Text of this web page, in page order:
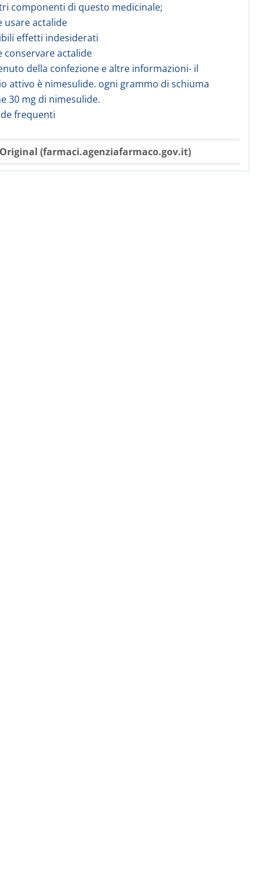
componenti di questo medicinale;
usare actalide
effetti indesiderati
conservare actalide
della confezione e altre informazioni- il
attivo è nimesulide. ogni grammo di schiuma
30 mg di nimesulide.
frequenti
Original (farmaci.agenziafarmaco.gov.it)